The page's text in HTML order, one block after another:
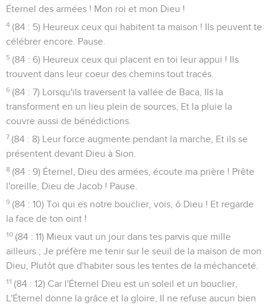
Éternel des armées ! Mon roi et mon Dieu !
4 (84 : 5) Heureux ceux qui habitent ta maison ! Ils peuvent te
célébrer encore. Pause.
5 (84 : 6) Heureux ceux qui placent en toi leur appui ! Ils
trouvent dans leur coeur des chemins tout tracés.
6 (84 : 7) Lorsqu'ils traversent la vallée de Baca, Ils la
transforment en un lieu plein de sources, Et la pluie la
couvre aussi de bénédictions.
7 (84 : 8) Leur force augmente pendant la marche, Et ils se
présentent devant Dieu à Sion.
8 (84 : 9) Éternel, Dieu des armées, écoute ma prière ! Prête
l'oreille, Dieu de Jacob ! Pause.
9 (84 : 10) Toi qui es notre bouclier, vois, ô Dieu ! Et regarde
la face de ton oint !
10 (84 : 11) Mieux vaut un jour dans tes parvis que mille
ailleurs ; Je préfère me tenir sur le seuil de la maison de mon
Dieu, Plutôt que d'habiter sous les tentes de la méchanceté.
11 (84 : 12) Car l'Éternel Dieu est un soleil et un bouclier,
L'Éternel donne la grâce et la gloire, Il ne refuse aucun bien